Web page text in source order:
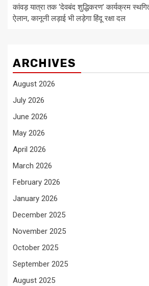
कांवड़ यात्रा तक ‘देवबंद शुद्धिकरण’ कार्यक्रम
ऐलान, कानूनी लड़ाई भी लड़ेगा हिंदू रक्षा दल
ARCHIVES
August 2026
July 2026
June 2026
May 2026
April 2026
March 2026
February 2026
January 2026
December 2025
November 2025
October 2025
September 2025
August 2025